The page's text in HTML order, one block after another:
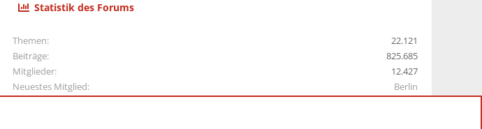
Statistik des Forums
Themen
22.121
Beiträge
825.685
Mitglieder
12.427
Neuestes Mitglied
Berlin